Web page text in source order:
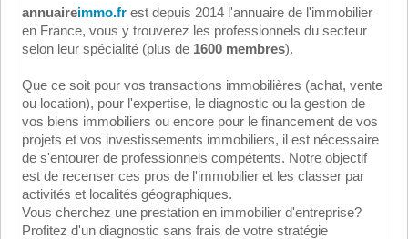
annuaireimmo.fr est depuis 2014 l'annuaire de l'immobilier
en France, vous y trouverez les professionnels du secteur
selon leur spécialité (plus de 1600 membres).
Que ce soit pour vos transactions immobilières (achat, vente
ou location), pour l'expertise, le diagnostic ou la gestion de
vos biens immobiliers ou encore pour le financement de vos
projets et vos investissements immobiliers, il est nécessaire
de s'entourer de professionnels compétents. Notre objectif
est de recenser ces pros de l'immobilier et les classer par
activités et localités géographiques.
Vous cherchez une prestation en immobilier d'entreprise?
Profitez d'un diagnostic sans frais de votre stratégie